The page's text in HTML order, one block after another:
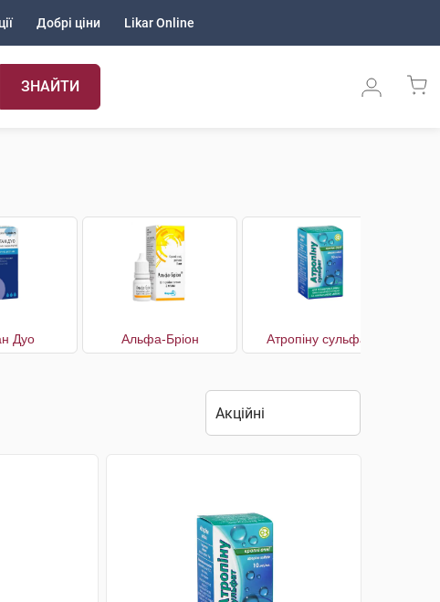
Добрі ціни Likar Online
ЗНАЙТИ
Дуо Альфа-Бріон Атропіну сульфат